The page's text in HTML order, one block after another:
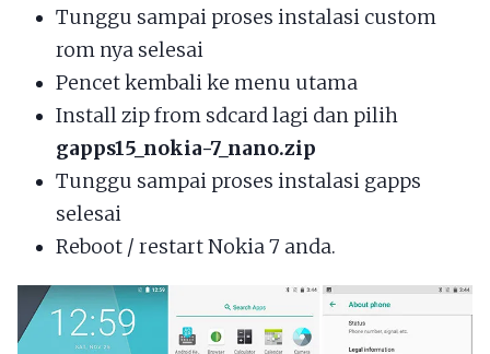
Tunggu sampai proses instalasi custom
rom nya selesai
Pencet kembali ke menu utama
Install zip from sdcard lagi dan pilih
gapps15_nokia-7_nano.zip
Tunggu sampai proses instalasi gapps
selesai
Reboot / restart Nokia 7 anda.